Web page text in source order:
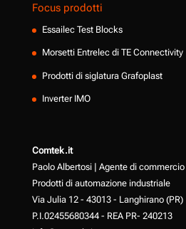
Focus prodotti
Essailec Test Blocks
Morsetti Entrelec di TE Connectivity
Prodotti di siglatura Grafoplast
Inverter IMO
Comtek.it
Paolo Albertosi | Agente di commercio
Prodotti di automazione industriale
Via Julia 12 - 43013 - Langhirano (PR)
P.I.02455680344 - REA PR- 240213